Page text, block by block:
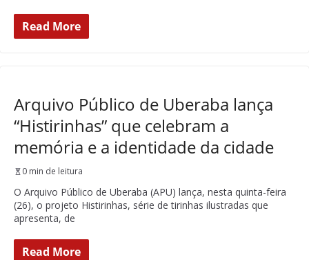
Read More
Arquivo Público de Uberaba lança
“Histirinhas” que celebram a
memória e a identidade da cidade
0 min de leitura
O Arquivo Público de Uberaba (APU) lança, nesta quinta-feira
(26), o projeto Histirinhas, série de tirinhas ilustradas que
apresenta, de
Read More